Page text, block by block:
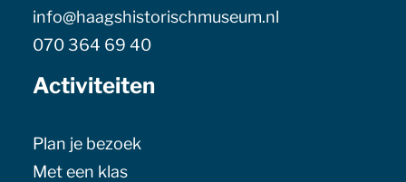
info@haagshistorischmuseum.nl
070 364 69 40
Activiteiten
Plan je bezoek
Met een klas